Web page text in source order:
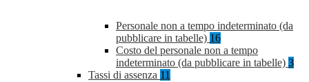
Personale non a tempo indeterminato (da
pubblicare in tabelle) 16
Costo del personale non a tempo
indeterminato (da pubblicare in tabelle) 3
Tassi di assenza 11